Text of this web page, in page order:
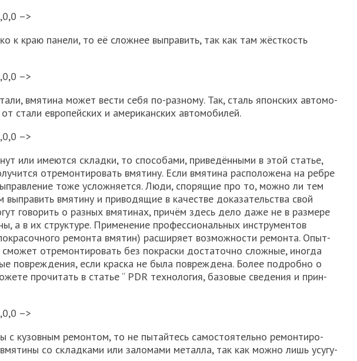
–>
к краю пане­ли, то её слож­нее выпра­вить, так как там жёст­кость
–>
вмя­ти­на может вести себя по-раз­но­му. Так, сталь япон­ских авто­мо­
ста­ли евро­пей­ских и аме­ри­кан­ских авто­мо­би­лей.
–>
или име­ют­ся склад­ки, то спо­со­ба­ми, при­ве­дён­ны­ми в этой ста­тье,
отре­мон­ти­ро­вать вмя­ти­ну. Если вмя­ти­на рас­по­ло­же­на на реб­ре
тоже услож­ня­ет­ся. Люди, спо­ря­щие про то, мож­но ли тем
вмя­ти­ну и при­во­дя­щие в каче­стве дока­за­тель­ства свой
гово­рить о раз­ных вмя­ти­нах, при­чём здесь дело даже не в раз­ме­ре
а в их струк­ту­ре. При­ме­не­ние про­фес­си­о­наль­ных инстру­мен­тов
ремон­та вмя­тин) рас­ши­ря­ет воз­мож­но­сти ремон­та. Опыт­
отре­мон­ти­ро­вать без покрас­ки доста­точ­но слож­ные, ино­гда
повре­жде­ния, если крас­ка не была повре­жде­на. Более подроб­но о
про­чи­тать в ста­тье “ PDR тех­но­ло­гия, базо­вые све­де­ния и прин­
–>
с кузов­ным ремон­том, то не пытай­тесь само­сто­я­тель­но ремон­ти­ро­
со склад­ка­ми или зало­ма­ми метал­ла, так как мож­но лишь усу­гу­